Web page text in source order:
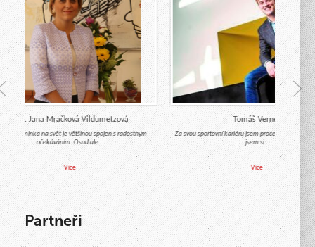
Mgr. Jana Mračková Vildumetzová
miminka na svět je většinou spojen s radostným
očekáváním. Osud ale…
Více
Tomáš Verner
Za svou sportovní kariéru jsem procestoval celý svět
jsem si…
Více
Partneři